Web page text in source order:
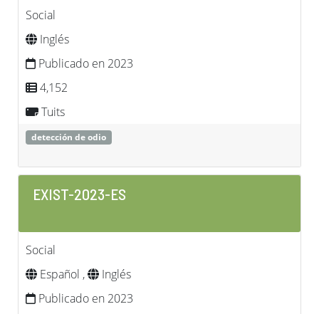
Social
Inglés
Publicado en 2023
4,152
Tuits
detección de odio
EXIST-2023-ES
Social
Español ,
Inglés
Publicado en 2023